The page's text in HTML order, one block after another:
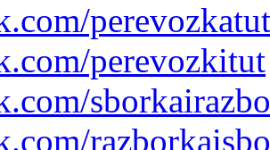
perevozkatut
perevozkitut